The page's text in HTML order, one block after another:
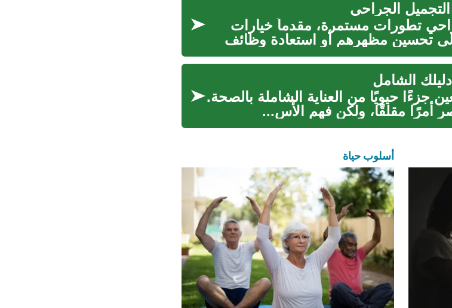
الجراحي
تطورات مستمرة، مقدماً خيارات
إلى تحسين مظهرهم أو استعادة وظائف
الشامل
جزءًا حيويًا من العناية الشاملة بالصحة.
أمرًا مقلقًا، ولكن فهم الأس...
أسلوب حياة